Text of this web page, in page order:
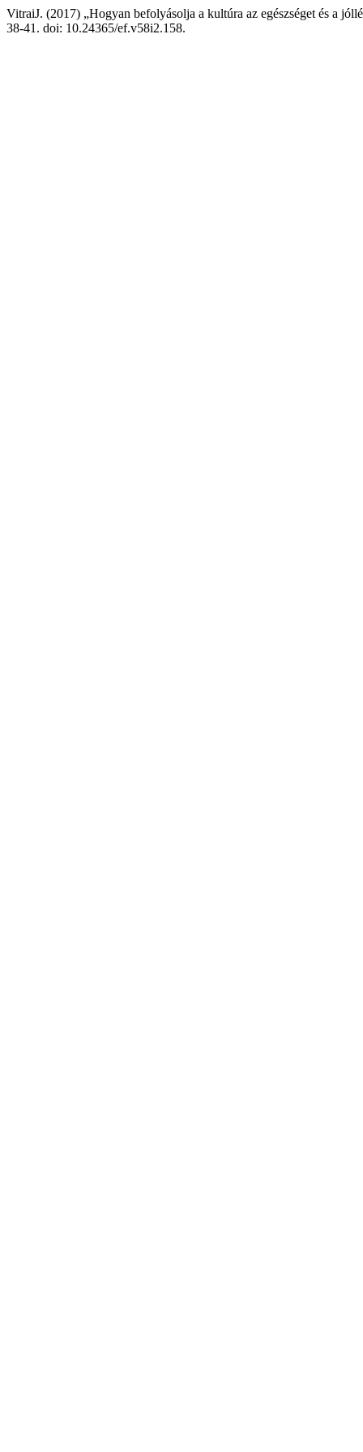
VitraiJ. (2017) „Hogyan befolyásolja a kultúra az egészséget és a
38-41. doi: 10.24365/ef.v58i2.158.